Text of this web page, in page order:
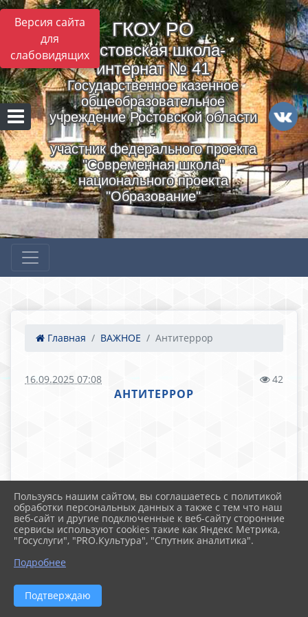
Версия сайта
для
слабовидящих
ГКОУ РO
Ростовская школа-
интернат № 41
Государственное казенное
общеобразовательное
учреждение Ростовской области
-
участник федерального проекта
"Современная школа"
национального проекта
"Образование"
Главная ВАЖНОЕ Антитеррор
16.09.2025 07:08 42
АНТИТЕРРОР
Пользуясь нашим сайтом, вы соглашаетесь с политикой
обработки персональных данных а также с тем что наш
веб-сайт и другие подключенные к веб-сайту сторонние
сервисы используют cookies такие как Яндекс Метрика,
"Госуслуги", "PRO.Культура", "Спутник аналитика".
Подробнее
Подтверждаю